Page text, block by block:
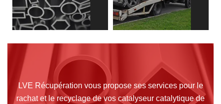
LVE Récupération vous propose ses services pour le
rachat et le recyclage de vos catalyseur catalytique de